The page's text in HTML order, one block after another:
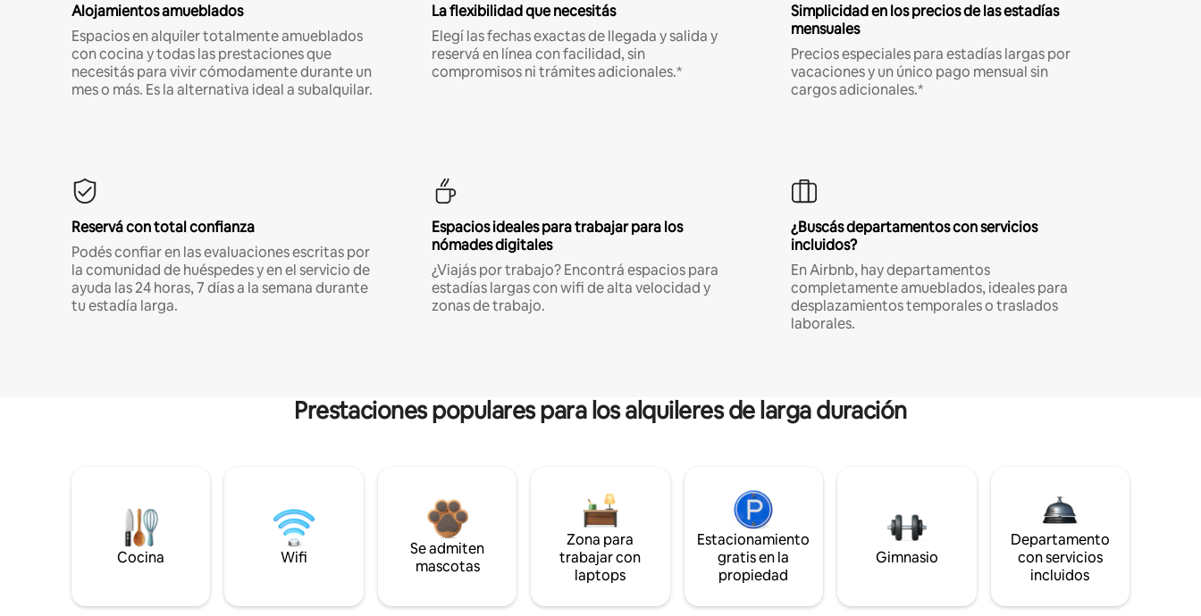
Alojamientos amueblados
Espacios en alquiler totalmente amueblados
con cocina y todas las prestaciones que
necesitás para vivir cómodamente durante un
mes o más. Es la alternativa ideal a subalquilar.
La flexibilidad que necesitás
Elegí las fechas exactas de llegada y salida y
reservá en línea con facilidad, sin
compromisos ni trámites adicionales.*
Simplicidad en los precios de las estadías
mensuales
Precios especiales para estadías largas por
vacaciones y un único pago mensual sin
cargos adicionales.*
Reservá con total confianza
Podés confiar en las evaluaciones escritas por
la comunidad de huéspedes y en el servicio de
ayuda las 24 horas, 7 días a la semana durante
tu estadía larga.
Espacios ideales para trabajar para los
nómades digitales
¿Viajás por trabajo? Encontrá espacios para
estadías largas con wifi de alta velocidad y
zonas de trabajo.
¿Buscás departamentos con servicios
incluidos?
En Airbnb, hay departamentos
completamente amueblados, ideales para
desplazamientos temporales o traslados
laborales.
Prestaciones populares para los alquileres de larga duración
Cocina Wifi
Se admiten
mascotas
Zona para
trabajar con
laptops
Estacionamiento
gratis en la
propiedad
Gimnasio
Departamento
con servicios
incluidos